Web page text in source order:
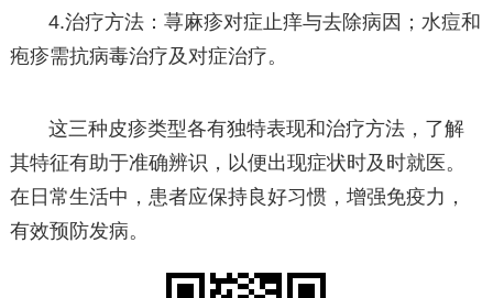
4.治疗方法：荨麻疹对症止痒与去除病因；水痘和
疱疹需抗病毒治疗及对症治疗。
这三种皮疹类型各有独特表现和治疗方法，了解
其特征有助于准确辨识，以便出现症状时及时就医。
在日常生活中，患者应保持良好习惯，增强免疫力，
有效预防发病。